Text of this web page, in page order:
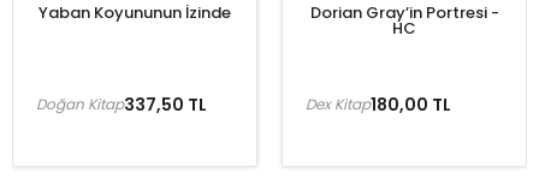
Yaban Koyununun İzinde
337,50 TL
Doğan Kitap
Dorian Gray’in Portresi -
HC
180,00 TL
Dex Kitap